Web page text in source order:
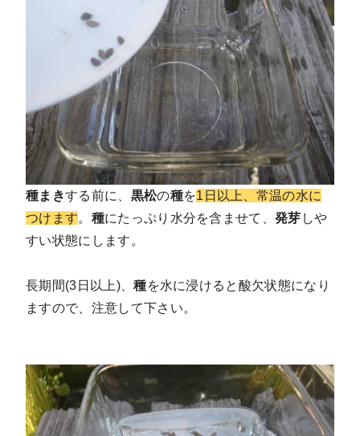
種まきする前に、 黒松の種を1日以上、常温の水に
つけます。 種にたっぷり水分を含ませて、発芽 しや
すい状態にします。
長期間(3日以上)、種を水に浸けると酸欠状態になり
ますので、注意して下さい。